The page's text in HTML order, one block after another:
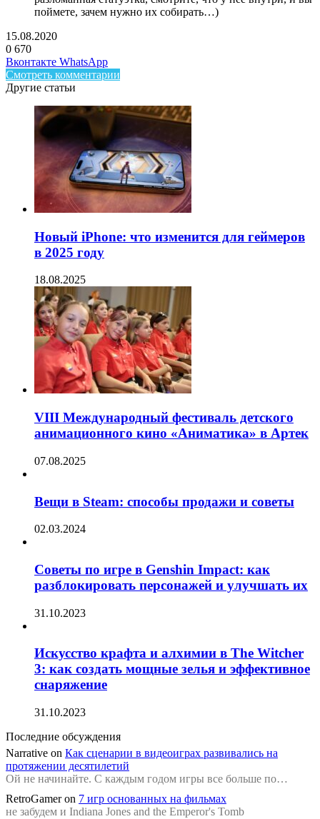
поймете, зачем нужно их собирать…)
15.08.2020
0 670
Facebook
Twitter
LinkedIn
Вконтакте WhatsAppTelegram
Смотреть комментарии
Другие статьи
Новый iPhone: что изменится для геймеров
в 2025 году
18.08.2025
VIII Международный фестиваль детского
анимационного кино «Аниматика» в Артек
07.08.2025
Вещи в Steam: способы продажи и советы
02.03.2024
Советы по игре в Genshin Impact: как
разблокировать персонажей и улучшать их
31.10.2023
Искусство крафта и алхимии в The Witcher
3: как создать мощные зелья и эффективное
снаряжение
31.10.2023
Последние обсуждения
Narrative on Как сценарии в видеоиграх развивались на
протяжении десятилетий
Ой не начинайте. С каждым годом игры все больше по…
RetroGamer on 7 игр основанных на фильмах
не забудем и Indiana Jones and the Emperor's Tomb